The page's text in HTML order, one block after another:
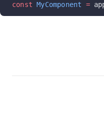
const MyComponent =